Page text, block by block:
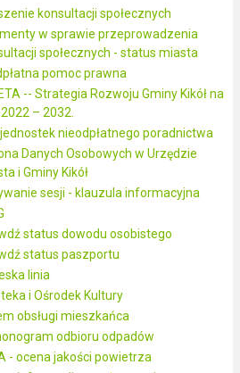
konsultacji społecznych
w sprawie przeprowadzenia
społecznych - status miasta
pomoc prawna
-- Strategia Rozwoju Gminy Kikół na
– 2032.
nieodpłatnego poradnictwa
Danych Osobowych w Urzędzie
i Gminy Kikół
sesji - klauzula informacyjna
status dowodu osobistego
status paszportu
linia
i Ośrodek Kultury
obsługi mieszkańca
odbioru odpadów
- ocena jakości powietrza